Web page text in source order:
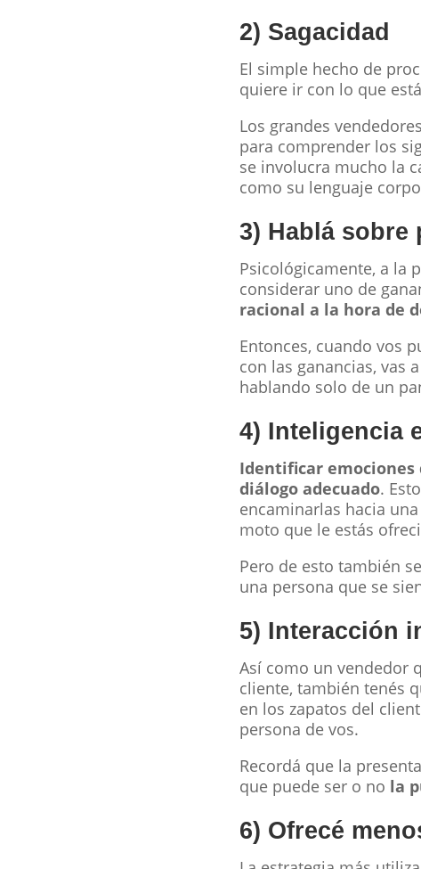
2) Sagacidad
El simple hecho de
quiere ir con lo que
Los grandes
para comprender los
se involucra mucho la
como su lenguaje
3) Hablá sobre
Psicológicamente, a la
considerar uno de
racional a la hora de
Entonces, cuando vos
con las ganancias, vas
hablando solo de un
4) Inteligencia
Identificar emociones
diálogo adecuado.
encaminarlas hacia
moto que le estás
Pero de esto también
una persona que se
5) Interacción
Así como un vendedor
cliente, también tenés
en los zapatos del
persona de vos.
Recordá que la
que puede ser o no la
6) Ofrecé